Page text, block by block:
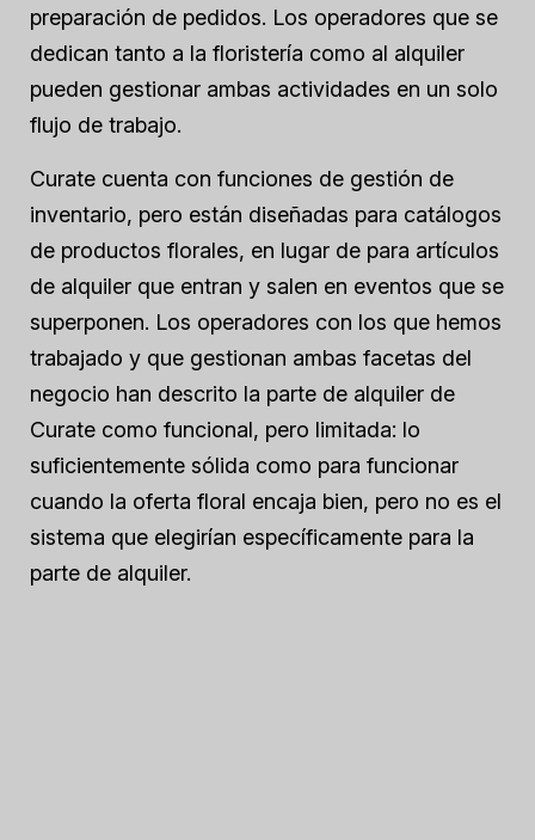
preparación de pedidos. Los operadores que se
dedican tanto a la floristería como al alquiler
pueden gestionar ambas actividades en un solo
flujo de trabajo.
Curate cuenta con funciones de gestión de
inventario, pero están diseñadas para catálogos
de productos florales, en lugar de para artículos
de alquiler que entran y salen en eventos que se
superponen. Los operadores con los que hemos
trabajado y que gestionan ambas facetas del
negocio han descrito la parte de alquiler de
Curate como funcional, pero limitada: lo
suficientemente sólida como para funcionar
cuando la oferta floral encaja bien, pero no es el
sistema que elegirían específicamente para la
parte de alquiler.